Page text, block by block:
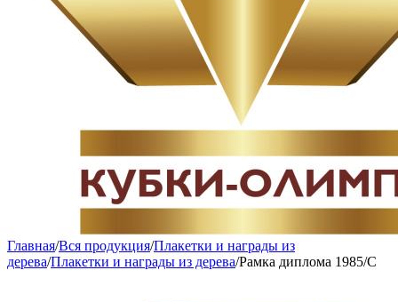
Главная/Вся продукция/Плакетки и награды из
дерева/Плакетки и награды из дерева/Рамка диплома 1985/С